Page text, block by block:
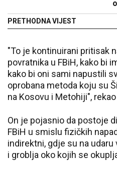
PRETHODNA VIJEST
"To je kontinuirani pritisak
povratnika u FBiH, kako bi
kako bi oni sami napustili
oprobana metoda koju su
na Kosovu i Metohiji",
On je pojasnio da postoje
FBiH u smislu fizičkih
indirektni, gdje su na
i groblja oko kojih se